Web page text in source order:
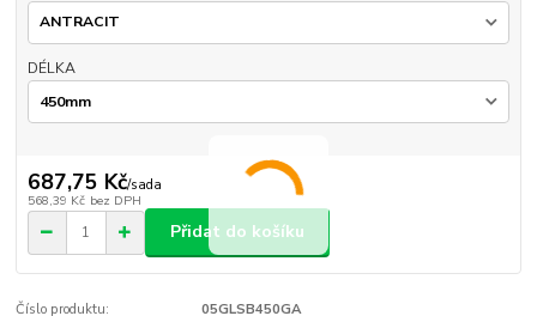
DÉLKA
687,75 Kč/sada
568,39 Kč bez DPH
Přidat do košíku
Číslo produktu:
05GLSB450GA